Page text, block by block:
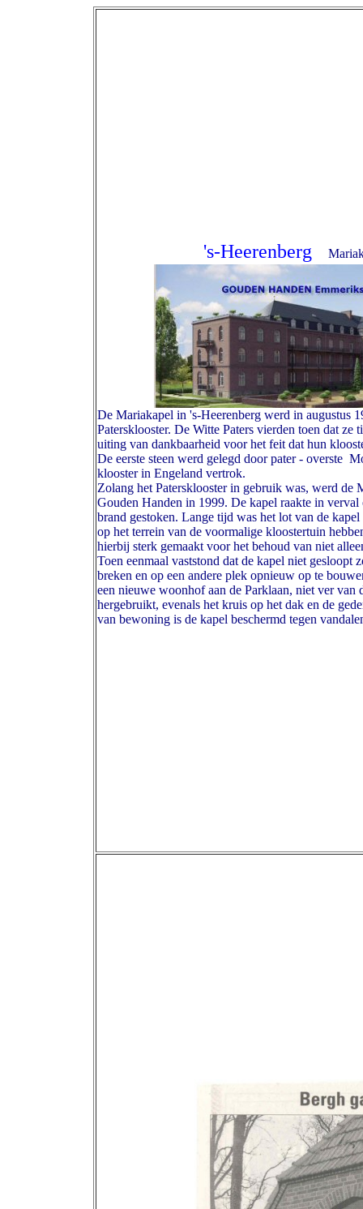
's-Heerenberg
De Mariakapel in 's-Heerenberg werd in augustus
Patersklooster. De Witte Paters vierden toen dat
uiting van dankbaarheid voor het feit dat hun
De eerste steen werd gelegd door pater - overste
klooster in Engeland vertrok.
Zolang het Patersklooster in gebruik was, werd de
Gouden Handen in 1999. De kapel raakte in
brand gestoken. Lange tijd was het lot van de
op het terrein van de voormalige kloostertuin
hierbij sterk gemaakt voor het behoud van niet
Toen eenmaal vaststond dat de kapel niet gesloopt
breken en op een andere plek opnieuw op te
een nieuwe woonhof aan de Parklaan, niet ver
hergebruikt, evenals het kruis op het dak en de
van bewoning is de kapel beschermd tegen